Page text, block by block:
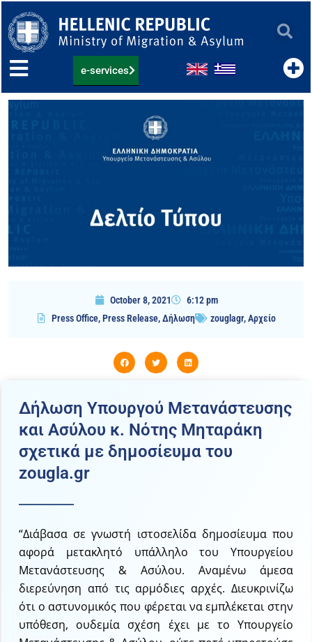
to
content
e-services
October 8, 2021
6:12 pm
Press Office,Press Release,Δήλωση zouglagr,Αρχείο
Δήλωση Υπουργού Μετανάστευσης
και Ασύλου κ. Νότης Μηταράκη
σχετικά με δημοσίευμα του
zougla.gr
“Διάβασα σε γνωστή ιστοσελίδα δημοσίευμα που
αφορά μετακλητό υπάλληλο του Υπουργείου
Μετανάστευσης & Ασύλου. Αναμένω άμεσα
διερεύνηση από τις αρμόδιες αρχές. Διευκρινίζω
ότι ο αστυνομικός που φέρεται να εμπλέκεται στην
υπόθεση, ουδεμία σχέση έχει με το Υπουργείο